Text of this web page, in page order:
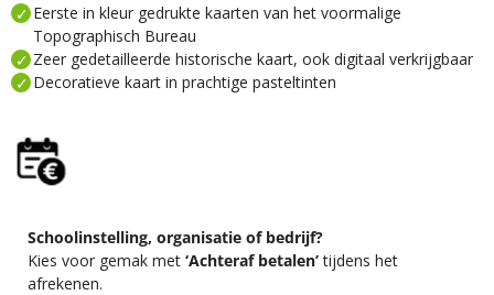
Eerste in kleur gedrukte kaarten van het voormalige
Topographisch Bureau
Zeer gedetailleerde historische kaart, ook digitaal verkrijgbaar
Decoratieve kaart in prachtige pasteltinten
Schoolinstelling, organisatie of bedrijf?
Kies voor gemak met ‘Achteraf betalen’tijdens het
afrekenen.